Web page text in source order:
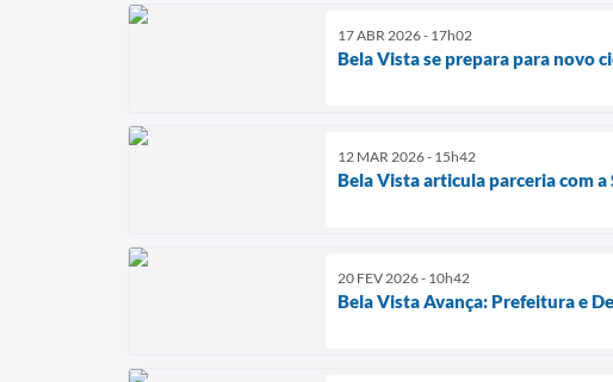
17 ABR 2026 - 17h02
Bela Vista se prepara para novo
12 MAR 2026 - 15h42
Bela Vista articula parceria com
20 FEV 2026 - 10h42
Bela Vista Avança: Prefeitura e